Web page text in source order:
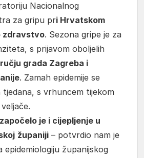
Nacionalnog
za gripu pri Hrvatskom
zdravstvo. Sezona gripe je za
s prijavom oboljelih
grada Zagreba i
. Zamah epidemije se
tjedana, s vrhuncem tijekom
započelo je i cijepljenje u
županiji – potvrdio nam je
epidemiologiju županijskog